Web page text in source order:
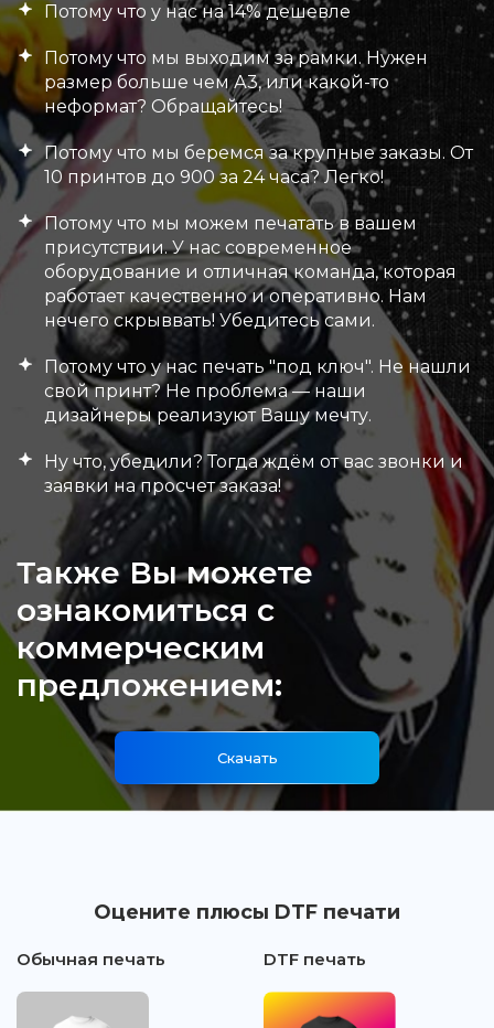
Потому что у нас на 14% дешевле
Потому что мы выходим за рамки. Нужен
размер больше чем А3, или какой-то
неформат? Обращайтесь!
Потому что мы беремся за крупные заказы. От
10 принтов до 900 за 24 часа? Легко!
Потому что мы можем печатать в вашем
присутствии. У нас современное
оборудование и отличная команда, которая
работает качественно и оперативно. Нам
нечего скрыввать! Убедитесь сами.
Потому что у нас печать "под ключ". Не нашли
свой принт? Не проблема — наши
дизайнеры реализуют Вашу мечту.
Ну что, убедили? Тогда ждём от вас звонки и
заявки на просчет заказа!
Также Вы можете
ознакомиться с
коммерческим
предложением:
Скачать
Оцените плюсы DTF печати
Обычная печать DTF печать